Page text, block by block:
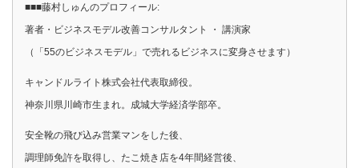
■■■藤村しゅんのプロフィール:
著者・ビジネスモデル改善コンサルタント ・ 講演家
（「55のビジネスモデル」で売れるビジネスに変身させます）
キャンドルライト株式会社代表取締役。
神奈川県川崎市生まれ。成城大学経済学部卒。
安全靴の飛び込み営業マンをした後、
調理師免許を取得し、たこ焼き店を4年間経営後、